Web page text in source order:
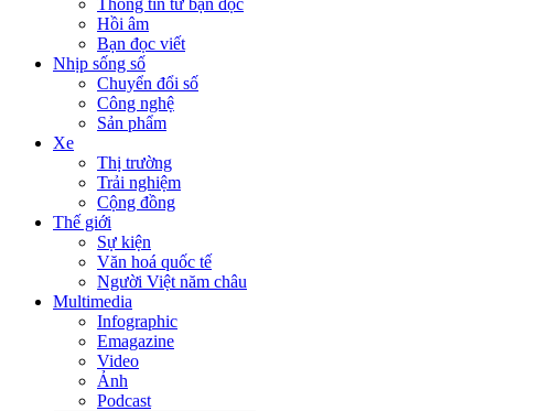
Thông tin từ bạn đọc
Hồi âm
Bạn đọc viết
Nhịp sống số
Chuyển đổi số
Công nghệ
Sản phẩm
Xe
Thị trường
Trải nghiệm
Cộng đồng
Thế giới
Sự kiện
Văn hoá quốc tế
Người Việt năm châu
Multimedia
Infographic
Emagazine
Video
Ảnh
Podcast